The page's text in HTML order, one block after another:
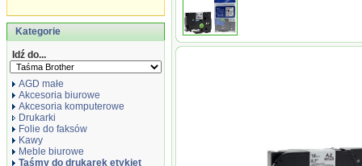
Kategorie
Idź do...
AGD małe
Akcesoria biurowe
Akcesoria komputerowe
Drukarki
Folie do faksów
Kawy
Meble biurowe
Taśmy do drukarek etykiet